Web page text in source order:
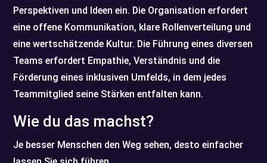
Perspektiven und Ideen ein. Die Organisation erfordert
eine offene Kommunikation, klare Rollenverteilung und
eine wertschätzende Kultur. Die Führung eines diversen
Teams erfordert Empathie, Verständnis und die
Förderung eines inklusiven Umfelds, in dem jedes
Teammitglied seine Stärken entfalten kann.
Wie du das machst?
Je besser Menschen den Weg sehen, desto einfacher